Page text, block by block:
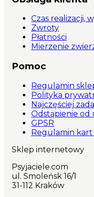
Czas realizacji,
Zwroty
Płatności
Mierzenie
Pomoc
Regulamin
Polityka
Najczęściej
Odstąpienie od
GPSR
Regulamin
Sklep internetowy
Psyjaciele.com
ul. Smoleńsk 16/1
31-112 Kraków